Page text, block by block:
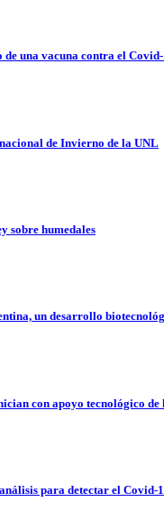
una vacuna contra el
de Invierno de la UNL
sobre humedales
un desarrollo
con apoyo tecnológico de
para detectar el Covid-